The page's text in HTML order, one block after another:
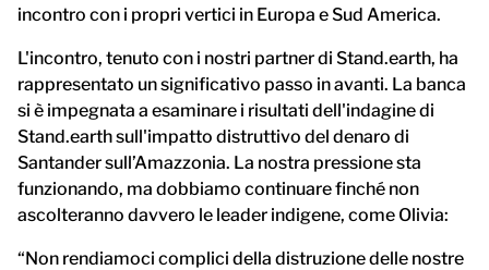
incontro con i propri vertici in Europa e Sud America.
L'incontro, tenuto con i nostri partner di Stand.earth, ha
rappresentato un significativo passo in avanti. La banca
si è impegnata a esaminare i risultati dell'indagine di
Stand.earth sull'impatto distruttivo del denaro di
Santander sull’Amazzonia. La nostra pressione sta
funzionando, ma dobbiamo continuare finché non
ascolteranno davvero le leader indigene, come Olivia:
“Non rendiamoci complici della distruzione delle nostre